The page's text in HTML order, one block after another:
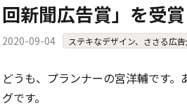
回新聞広告賞」を受賞
2020-09-04 ステキなデザイン、ささる広
どうも、プランナーの宮洋輔です
グです。